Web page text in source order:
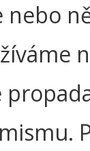
nebo